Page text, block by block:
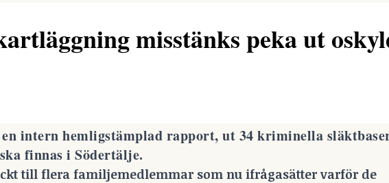
misstänks peka ut
en intern hemligstämplad rapport, ut 34 kriminella
finnas i Södertälje.
till flera familjemedlemmar som nu ifrågasätter varför de